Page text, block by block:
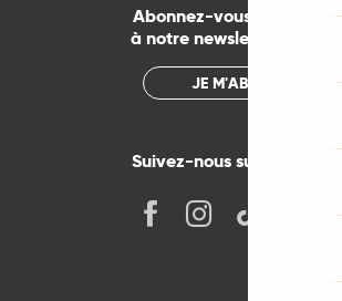
Abonnez-vous
à notre newsletter
JE M'ABONNE
Suivez-nous sur les